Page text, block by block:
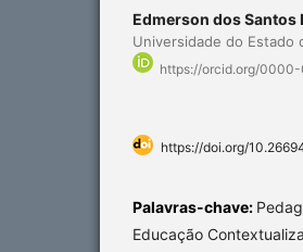
Edmerson dos Santos
Universidade do Estado
https://orcid.org/
https://doi.org/
Palavras-chave:
Educação